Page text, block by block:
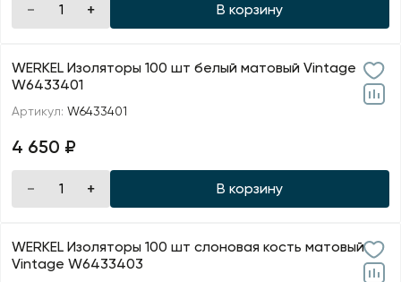
В корзину
WERKEL Изоляторы 100 шт белый матовый Vintage
W6433401
Артикул: W6433401
4 650 ₽
В корзину
WERKEL Изоляторы 100 шт слоновая кость матовый
Vintage W6433403